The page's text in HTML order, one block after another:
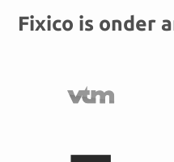
Fixico is onder